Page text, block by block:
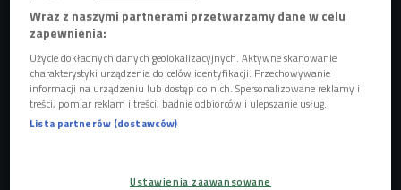
Wraz z naszymi partnerami przetwarzamy dane w celu
zapewnienia:
Użycie dokładnych danych geolokalizacyjnych. Aktywne skanowanie
charakterystyki urządzenia do celów identyfikacji. Przechowywanie
informacji na urządzeniu lub dostęp do nich. Spersonalizowane reklamy i
treści, pomiar reklam i treści, badnie odbiorców i ulepszanie usług.
Lista partnerów (dostawców)
Ustawienia zaawansowane